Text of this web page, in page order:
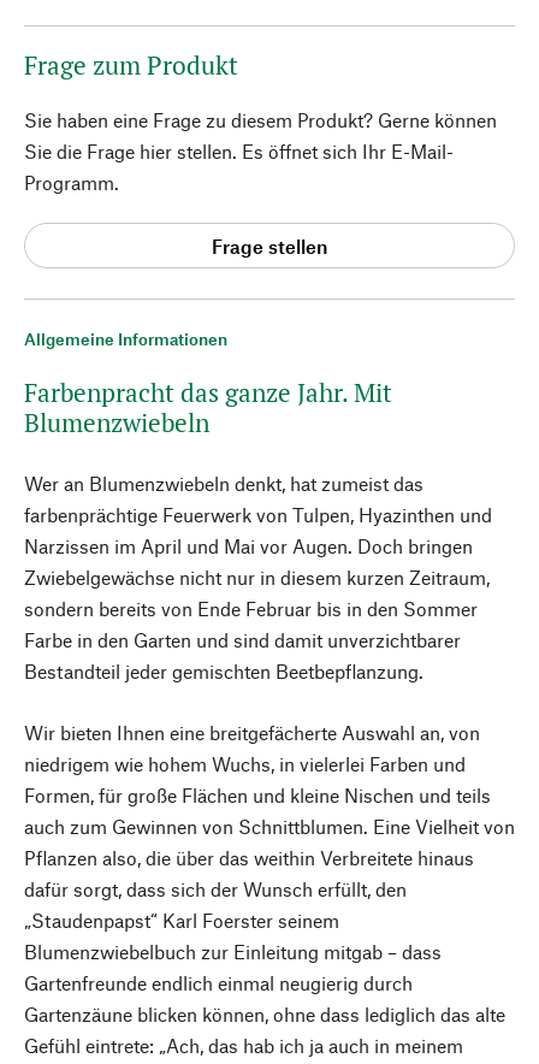
Allgemeine Informationen
Farbenpracht das ganze Jahr. Mit
Blumenzwiebeln
Wer an Blumenzwiebeln denkt, hat zumeist das
farbenprächtige Feuerwerk von Tulpen, Hyazinthen und
Narzissen im April und Mai vor Augen. Doch bringen
Zwiebelgewächse nicht nur in diesem kurzen Zeitraum,
sondern bereits von Ende Februar bis in den Sommer
Farbe in den Garten und sind damit unverzichtbarer
Bestandteil jeder gemischten Beetbepflanzung.
Wir bieten Ihnen eine breitgefächerte Auswahl an, von
niedrigem wie hohem Wuchs, in vielerlei Farben und
Formen, für große Flächen und kleine Nischen und teils
auch zum Gewinnen von Schnittblumen. Eine Vielheit von
Pflanzen also, die über das weithin Verbreitete hinaus
dafür sorgt, dass sich der Wunsch erfüllt, den
„Staudenpapst“ Karl Foerster seinem
Blumenzwiebelbuch zur Einleitung mitgab – dass
Gartenfreunde endlich einmal neugierig durch
Gartenzäune blicken können, ohne dass lediglich das alte
Gefühl eintrete: „Ach, das hab ich ja auch in meinem
Frage zum Produkt
Sie haben eine Frage zu diesem Produkt? Gerne können
Sie die Frage hier stellen. Es öffnet sich Ihr E-Mail-
Programm.
Frage stellen